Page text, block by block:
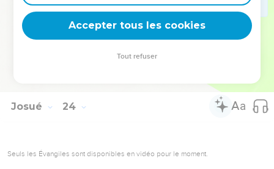
lorsque vous aurez transgressé l'alliance de l'Éternel, votre
Dieu, qu'il vous a commandée, et que vous serez allés et
aurez servi d'autres dieux, et que vous vous serez prosternés
devant eux, en sorte que la colère de l'Éternel s'embrase
Josué 24
Seuls les Évangiles sont disponibles en vidéo pour le moment.
Accepter tous les cookies
Tout refuser